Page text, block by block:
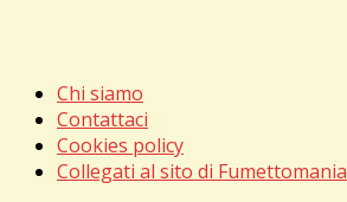
Chi siamo
Contattaci
Cookies policy
Collegati al sito di Fumettomania